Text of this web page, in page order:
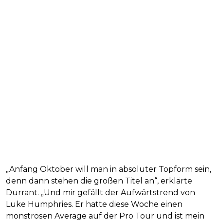
„Anfang Oktober will man in absoluter Topform sein,
denn dann stehen die großen Titel an“, erklärte
Durrant. „Und mir gefällt der Aufwärtstrend von
Luke Humphries. Er hatte diese Woche einen
monströsen Average auf der Pro Tour und ist mein